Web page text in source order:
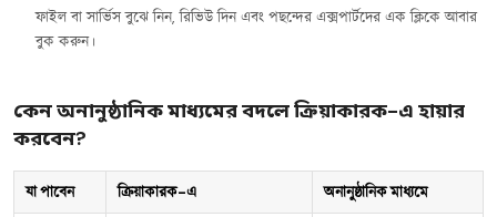
ফাইল বা সার্ভিস বুঝে নিন, রিভিউ দিন এবং পছন্দের এক্সপার্টদের এক ক্লিকে আবার
বুক করুন।
কেন অনানুষ্ঠানিক মাধ্যমের বদলে ক্রিয়াকারক-এ হায়ার
করবেন?
যা পাবেন ক্রিয়াকারক-এ অনানুষ্ঠানিক মাধ্যমে